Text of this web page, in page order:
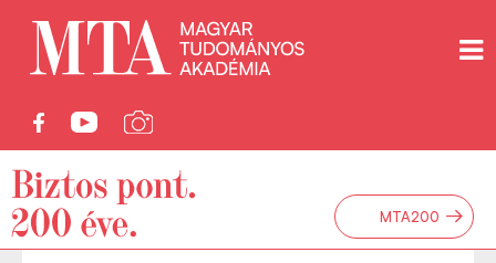
MTA200 →